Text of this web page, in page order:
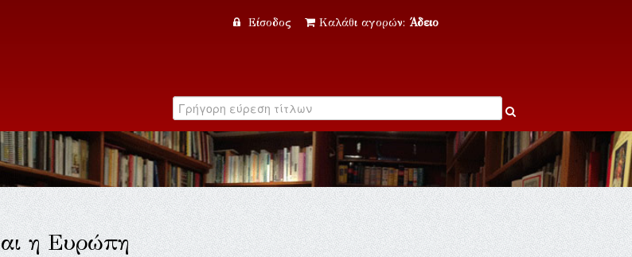
Είσοδος Καλάθι αγορών: Άδειο
η Ευρώπη